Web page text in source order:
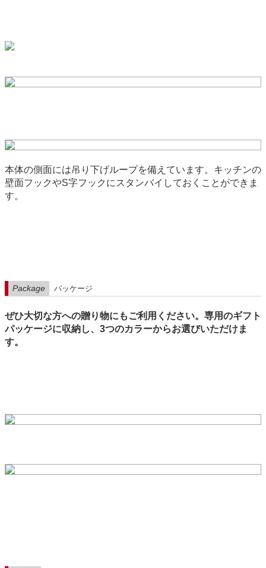
本体の側面には吊り下げループを備えています。キッチンの
壁面フックやS字フックにスタンバイしておくことができま
す。
Package パッケージ
ぜひ大切な方への贈り物にもご利用ください。専用のギフト
パッケージに収納し、3つのカラーからお選びいただけま
す。